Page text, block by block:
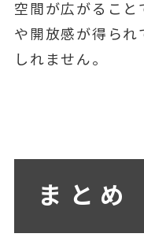
空間が広がること
や開放感が得られ
しれません。
まとめ